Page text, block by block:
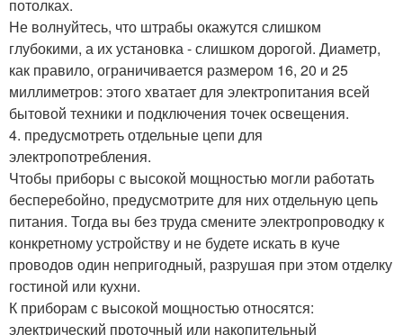
потолках.
Не волнуйтесь, что штрабы окажутся слишком
глубокими, а их установка - слишком дорогой. Диаметр,
как правило, ограничивается размером 16, 20 и 25
миллиметров: этого хватает для электропитания всей
бытовой техники и подключения точек освещения.
4. предусмотреть отдельные цепи для
электропотребления.
Чтобы приборы с высокой мощностью могли работать
бесперебойно, предусмотрите для них отдельную цепь
питания. Тогда вы без труда смените электропроводку к
конкретному устройству и не будете искать в куче
проводов один непригодный, разрушая при этом отделку
гостиной или кухни.
К приборам с высокой мощностью относятся:
электрический проточный или накопительный